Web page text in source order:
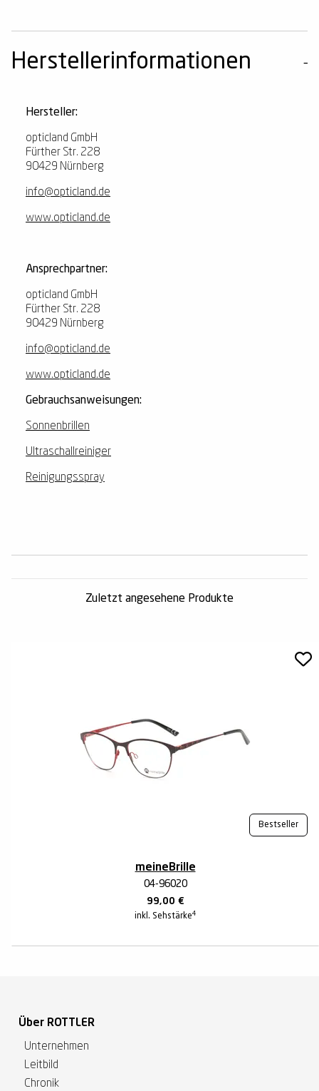
Herstellerinformationen
Hersteller:
opticland GmbH
Fürther Str. 228
90429 Nürnberg
info@opticland.de
www.opticland.de
Ansprechpartner:
opticland GmbH
Fürther Str. 228
90429 Nürnberg
info@opticland.de
www.opticland.de
Gebrauchsanweisungen:
Sonnenbrillen
Ultraschallreiniger
Reinigungsspray
Zuletzt angesehene Produkte
Bestseller
meineBrille
04-96020
99,00 €
inkl. Sehstärke4
Über ROTTLER
Unternehmen
Leitbild
Chronik